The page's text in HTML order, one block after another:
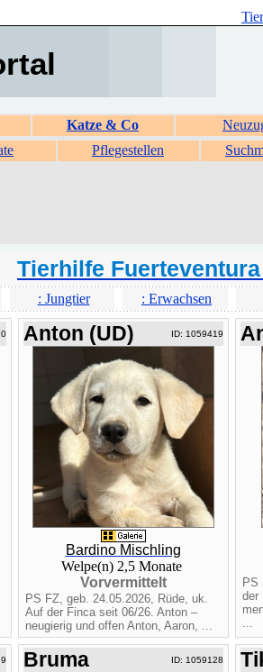
Katze & Co
Pflegestellen
Tierhilfe Fuerteventura
: Jungtier : Erwachsen
Anton (UD) ID: 1059419
Bardino Mischling
Welpe(n) 2,5 Monate
Vorvermittelt
PS FZ, geb. 24.05.2026, Rüde, uk.
Auf der Finca seit 06/26. Anton –
neugierig und offen Anton, Aaron, ...
PS
der
...
Bruma ID: 1059128